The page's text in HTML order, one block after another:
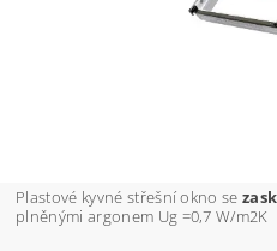
Plastové kyvné střešní okno se
plněnými argonem Ug =0,7 W/m2K